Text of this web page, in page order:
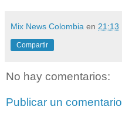
Mix News Colombia en 21:13
Compartir
No hay comentarios:
Publicar un comentario